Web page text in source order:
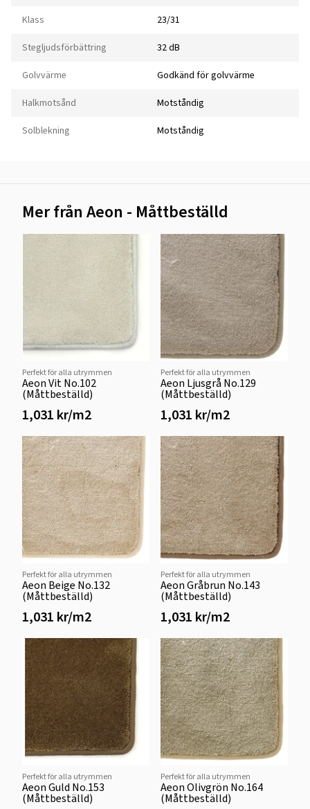
Klass 23/31
Stegljudsförbättring 32 dB
Golvvärme Godkänd för golvvärme
Halkmotsånd Motståndig
Solblekning Motståndig
Mer från Aeon - Måttbeställd
Perfekt för alla utrymmen
Aeon Vit No.102
(Måttbeställd)
1,031 kr/m2
Perfekt för alla utrymmen
Aeon Ljusgrå No.129
(Måttbeställd)
1,031 kr/m2
Perfekt för alla utrymmen
Aeon Beige No.132
(Måttbeställd)
1,031 kr/m2
Perfekt för alla utrymmen
Aeon Gråbrun No.143
(Måttbeställd)
1,031 kr/m2
Perfekt för alla utrymmen
Aeon Guld No.153
(Måttbeställd)
Perfekt för alla utrymmen
Aeon Olivgrön No.164
(Måttbeställd)